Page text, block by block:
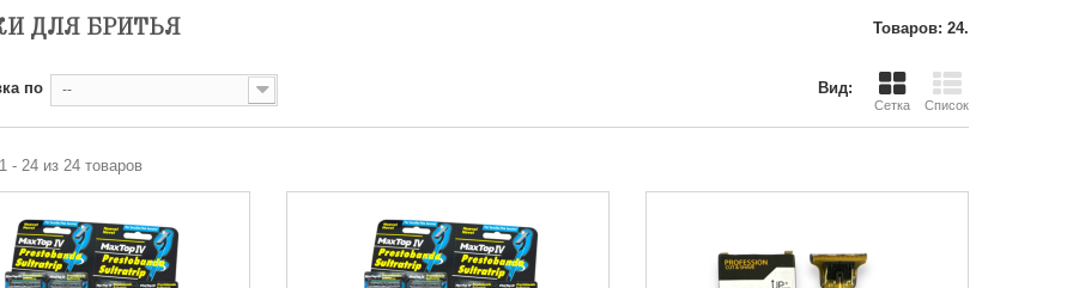
ДЛЯ БРИТЬЯ Товаров: 24.
Вид:
Сетка Список
по --
- 24 из 24 товаров